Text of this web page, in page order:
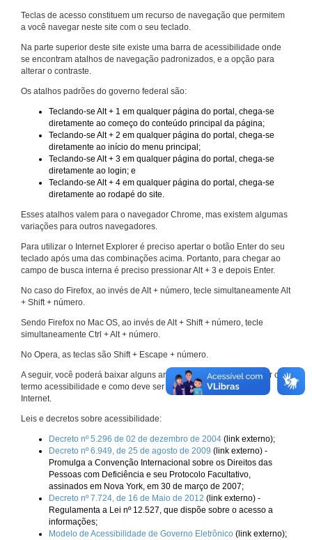
Teclas de acesso constituem um recurso de navegação que permitem
a você navegar neste site com o seu teclado.
Na parte superior deste site existe uma barra de acessibilidade onde
se encontram atalhos de navegação padronizados, e a opção para
alterar o contraste.
Os atalhos padrões do governo federal são:
Teclando-se Alt + 1 em qualquer página do portal, chega-se
diretamente ao começo do conteúdo principal da página;
Teclando-se Alt + 2 em qualquer página do portal, chega-se
diretamente ao início do menu principal;
Teclando-se Alt + 3 em qualquer página do portal, chega-se
diretamente ao login; e
Teclando-se Alt + 4 em qualquer página do portal, chega-se
diretamente ao rodapé do site.
Esses atalhos valem para o navegador Chrome, mas existem algumas
variações para outros navegadores.
Para utilizar o Internet Explorer é preciso apertar o botão Enter do seu
teclado após uma das combinações acima. Portanto, para chegar ao
campo de busca interna é preciso pressionar Alt + 3 e depois Enter.
No caso do Firefox, ao invés de Alt + número, tecle simultaneamente Alt
+ Shift + número.
Sendo Firefox no Mac OS, ao invés de Alt + Shift + número, tecle
simultaneamente Ctrl + Alt + número.
No Opera, as teclas são Shift + Escape + número.
A seguir, você poderá baixar alguns arquivos que explicam melhor o
termo acessibilidade e como deve ser implementado nos sites da
Internet.
Leis e decretos sobre acessibilidade:
Decreto nº 5.296 de 02 de dezembro de 2004 (link externo);
Decreto nº 6.949, de 25 de agosto de 2009 (link externo) -
Promulga a Convenção Internacional sobre os Direitos das
Pessoas com Deficiência e seu Protocolo Facultativo,
assinados em Nova York, em 30 de março de 2007;
Decreto nº 7.724, de 16 de Maio de 2012 (link externo) -
Regulamenta a Lei nº 12.527, que dispõe sobre o acesso a
informações;
Modelo de Acessibilidade de Governo Eletrônico (link externo);